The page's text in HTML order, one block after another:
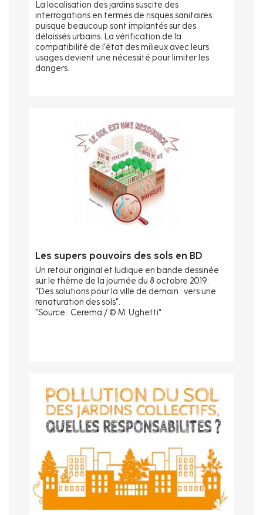
La localisation des jardins suscite des
interrogations en termes de risques sanitaires
puisque beaucoup sont implantés sur des
délaissés urbains. La vérification de la
compatibilité de l’état des milieux avec leurs
usages devient une nécessité pour limiter les
dangers.
Les supers pouvoirs des sols en BD
Un retour original et ludique en bande dessinée
sur le thème de la journée du 8 octobre 2019:
"Des solutions pour la ville de demain : vers une
renaturation des sols".
"Source : Cerema / © M. Ughetti"